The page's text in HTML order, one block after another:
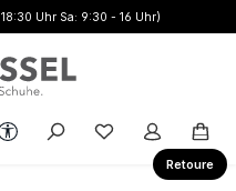
Uhr Sa: 9:30 - 16 Uhr)
Retoure
Werkzeugleiste anzeigen
Du hast 0